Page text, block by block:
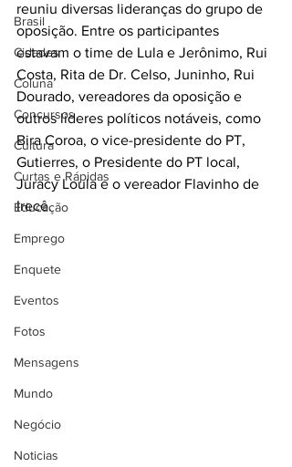
Brasil
Cidades
Coluna
Concursos
Cultura
Curtas e Rápidas
Educação
Emprego
Enquete
Eventos
Fotos
Mensagens
Mundo
Negócio
Noticias
reuniu diversas lideranças do grupo de
oposição. Entre os participantes
estavam o time de Lula e Jerônimo, Rui
Costa, Rita de Dr. Celso, Juninho, Rui
Dourado, vereadores da oposição e
outros líderes políticos notáveis, como
Bira Coroa, o vice-presidente do PT,
Gutierres, o Presidente do PT local,
Juracy Loula e o vereador Flavinho de
Irecê.